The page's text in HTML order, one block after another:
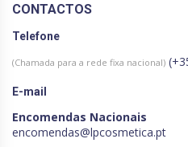
CONTACTOS
Telefone
(Chamada para a rede fixa nacional)
E-mail
Encomendas Nacionais
encomendas@lpcosmetica.pt